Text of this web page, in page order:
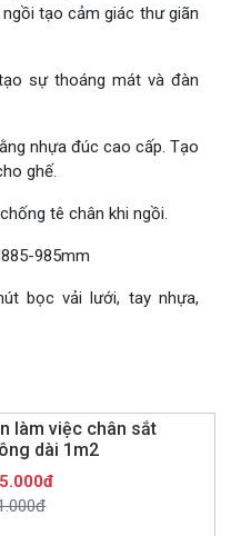
tạo cảm giác thư giãn
sự thoáng mát và đàn
nhựa đúc cao cấp. Tạo
ghế.
tê chân khi ngồi.
985mm
bọc vải lưới, tay nhựa,
làm việc chân sắt
dài 1m2